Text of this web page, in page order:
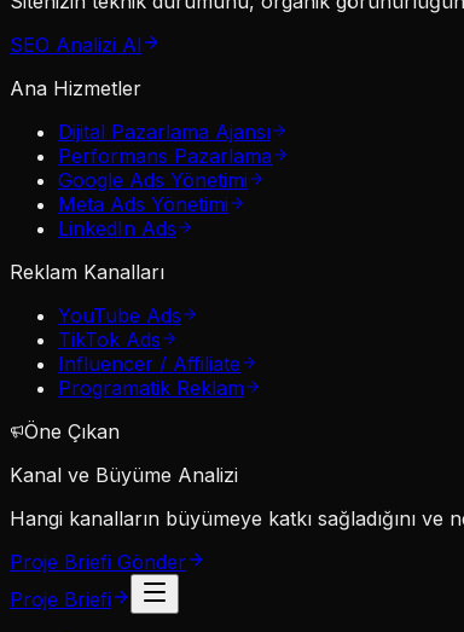
SEO Analizi Al
Ana Hizmetler
Dijital Pazarlama Ajansı
Performans Pazarlama
Google Ads Yönetimi
Meta Ads Yönetimi
LinkedIn Ads
Reklam Kanalları
YouTube Ads
TikTok Ads
Influencer / Affiliate
Programatik Reklam
Öne Çıkan
Kanal ve Büyüme Analizi
Hangi kanalların büyümeye katkı sağladığını
Proje Briefi Gönder
Proje Briefi